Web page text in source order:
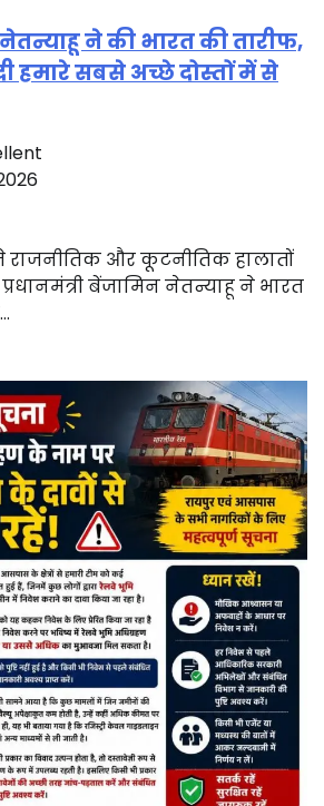
ने की भारत की तारीफ,
हमारे सबसे अच्छे दोस्तों में से
और कूटनीतिक हालातों
बेंजामिन नेतन्याहू ने भारत